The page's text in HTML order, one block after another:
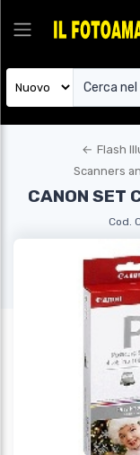
← Flash
Scanners
CANON SET
Cod.